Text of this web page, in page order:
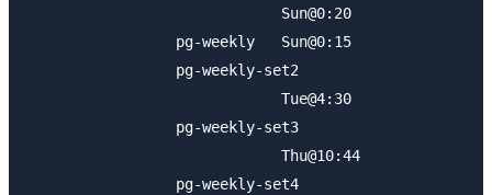
                             Sun@0:20
                 pg-weekly   Sun@0:15
                 pg-weekly-set2
                             Tue@4:30
                 pg-weekly-set3
                             Thu@10:44
                 pg-weekly-set4